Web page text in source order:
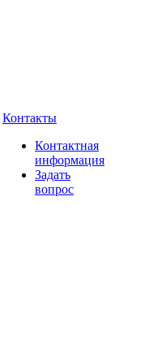
Контакты
Контактная
информация
Задать
вопрос